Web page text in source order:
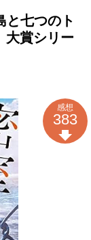
七つのト
大賞シリー
感想
383